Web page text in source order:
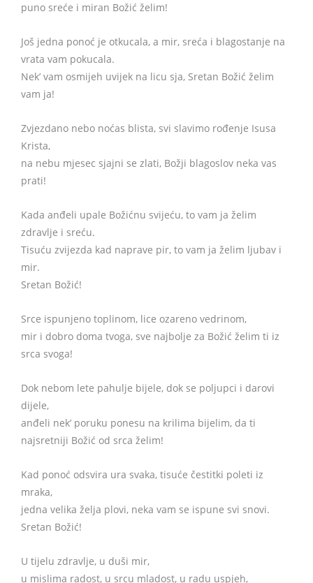
puno sreće i miran Božić želim!
Još jedna ponoć je otkucala, a mir, sreća i blagostanje na
vrata vam pokucala.
Nek’ vam osmijeh uvijek na licu sja, Sretan Božić želim
vam ja!
Zvjezdano nebo noćas blista, svi slavimo rođenje Isusa
Krista,
na nebu mjesec sjajni se zlati, Božji blagoslov neka vas
prati!
Kada anđeli upale Božićnu svijeću, to vam ja želim
zdravlje i sreću.
Tisuću zvijezda kad naprave pir, to vam ja želim ljubav i
mir.
Sretan Božić!
Srce ispunjeno toplinom, lice ozareno vedrinom,
mir i dobro doma tvoga, sve najbolje za Božić želim ti iz
srca svoga!
Dok nebom lete pahulje bijele, dok se poljupci i darovi
dijele,
anđeli nek’ poruku ponesu na krilima bijelim, da ti
najsretniji Božić od srca želim!
Kad ponoć odsvira ura svaka, tisuće čestitki poleti iz
mraka,
jedna velika želja plovi, neka vam se ispune svi snovi.
Sretan Božić!
U tijelu zdravlje, u duši mir,
u mislima radost, u srcu mladost, u radu uspjeh,